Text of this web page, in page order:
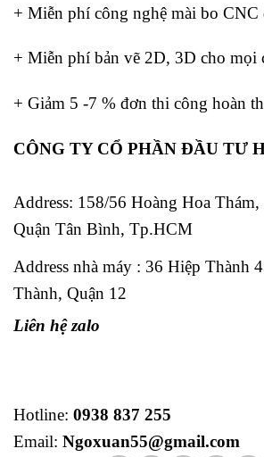
+ Miễn phí công nghệ mài bo CNC
+ Miễn phí bản vẽ 2D, 3D cho mọi
+ Giảm 5 -7 % đơn thi công hoàn
CÔNG TY CỔ PHẦN ĐẦU TƯ
Address: 158/56 Hoàng Hoa
Quận Tân Bình, Tp.HCM
Address nhà máy : 36 Hiệp Thành
Thành, Quận 12
Liên hệ zalo
Hotline: 0938 837 255
Email: Ngoxuan55@gmail.com